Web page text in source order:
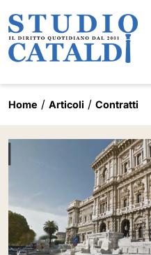
Home Articoli Contratti